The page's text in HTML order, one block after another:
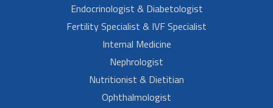
Endocrinologist & Diabetologist
Fertility Specialist & IVF Specialist
Internal Medicine
Nephrologist
Nutritionist & Dietitian
Ophthalmologist